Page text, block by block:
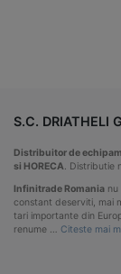
S.C. DRIATHELI
Distribuitor de
si HORECA . Distributie
Infinitrade Romania
constant deserviti, mai
tari importante din
renume … Citeste mai